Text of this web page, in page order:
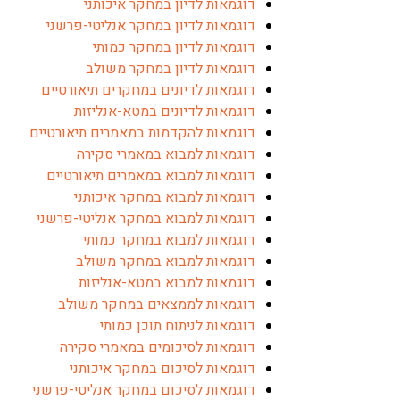
דוגמאות לדיון במחקר איכותני
דוגמאות לדיון במחקר אנליטי-פרשני
דוגמאות לדיון במחקר כמותי
דוגמאות לדיון במחקר משולב
דוגמאות לדיונים במחקרים תיאורטיים
דוגמאות לדיונים במטא-אנליזות
דוגמאות להקדמות במאמרים תיאורטיים
דוגמאות למבוא במאמרי סקירה
דוגמאות למבוא במאמרים תיאורטיים
דוגמאות למבוא במחקר איכותני
דוגמאות למבוא במחקר אנליטי-פרשני
דוגמאות למבוא במחקר כמותי
דוגמאות למבוא במחקר משולב
דוגמאות למבוא במטא-אנליזות
דוגמאות לממצאים במחקר משולב
דוגמאות לניתוח תוכן כמותי
דוגמאות לסיכומים במאמרי סקירה
דוגמאות לסיכום במחקר איכותני
דוגמאות לסיכום במחקר אנליטי-פרשני